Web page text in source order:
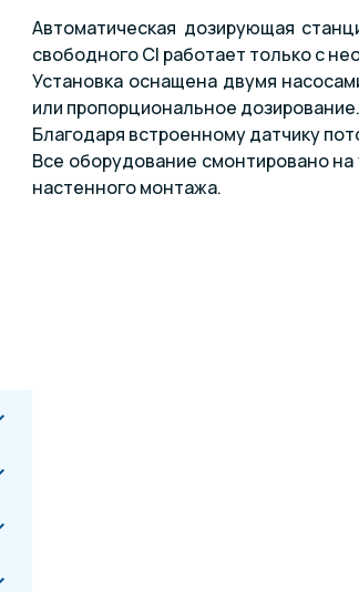
Автоматическая дозирующая
свободного Cl работает только с
Установка оснащена двумя
или пропорциональное дозирование.
Благодаря встроенному датчику
Все оборудование смонтировано
настенного монтажа.